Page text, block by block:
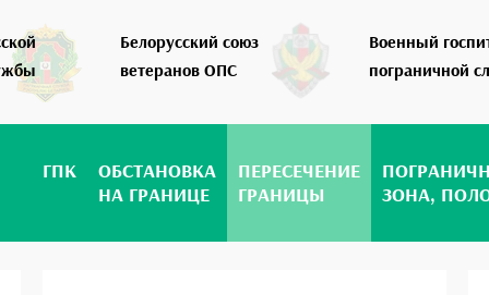
Белорусский союз
ветеранов ОПС
Военный
пограничной
ГПК
ОБСТАНОВКА
НА ГРАНИЦЕ
ПЕРЕСЕЧЕНИЕ
ГРАНИЦЫ
ЗОНА,